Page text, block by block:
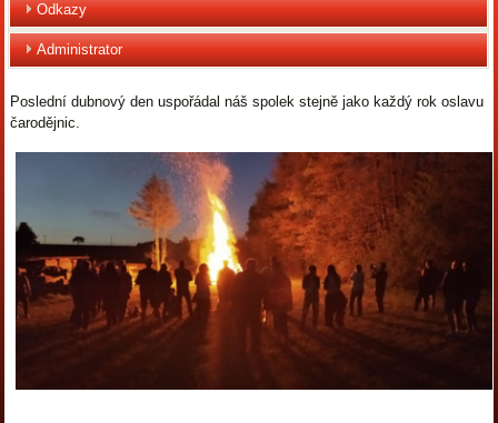
Odkazy
Administrator
Poslední dubnový den uspořádal náš spolek stejně jako každý rok oslavu
čarodějnic.